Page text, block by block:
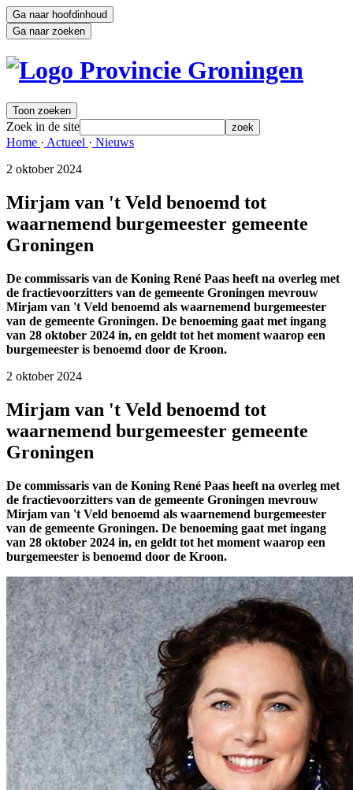
Ga naar hoofdinhoud
Ga naar zoeken
Toon zoeken
Zoek in de site zoek
Home · Actueel · Nieuws
2 oktober 2024
Mirjam van 't Veld benoemd tot
waarnemend burgemeester gemeente
Groningen
De commissaris van de Koning René Paas heeft na overleg met
de fractievoorzitters van de gemeente Groningen mevrouw
Mirjam van 't Veld benoemd als waarnemend burgemeester
van de gemeente Groningen. De benoeming gaat met ingang
van 28 oktober 2024 in, en geldt tot het moment waarop een
burgemeester is benoemd door de Kroon.
2 oktober 2024
Mirjam van 't Veld benoemd tot
waarnemend burgemeester gemeente
Groningen
De commissaris van de Koning René Paas heeft na overleg met
de fractievoorzitters van de gemeente Groningen mevrouw
Mirjam van 't Veld benoemd als waarnemend burgemeester
van de gemeente Groningen. De benoeming gaat met ingang
van 28 oktober 2024 in, en geldt tot het moment waarop een
burgemeester is benoemd door de Kroon.